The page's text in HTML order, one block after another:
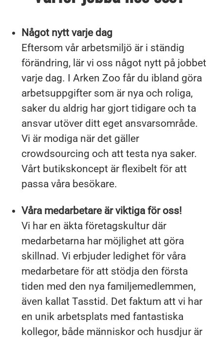
Något nytt varje dag
Eftersom vår arbetsmiljö är i ständig
förändring, lär vi oss något nytt på jobbet
varje dag. I Arken Zoo får du ibland göra
arbetsuppgifter som är nya och roliga,
saker du aldrig har gjort tidigare och ta
ansvar utöver ditt eget ansvarsområde.
Vi är modiga när det gäller
crowdsourcing och att testa nya saker.
Vårt butikskoncept är flexibelt för att
passa våra besökare.
Våra medarbetare är viktiga för oss!
Vi har en äkta företagskultur där
medarbetarna har möjlighet att göra
skillnad. Vi erbjuder ledighet för våra
medarbetare för att stödja den första
tiden med den nya familjemedlemmen,
även kallat Tasstid. Det faktum att vi har
en unik arbetsplats med fantastiska
kollegor, både människor och husdjur är